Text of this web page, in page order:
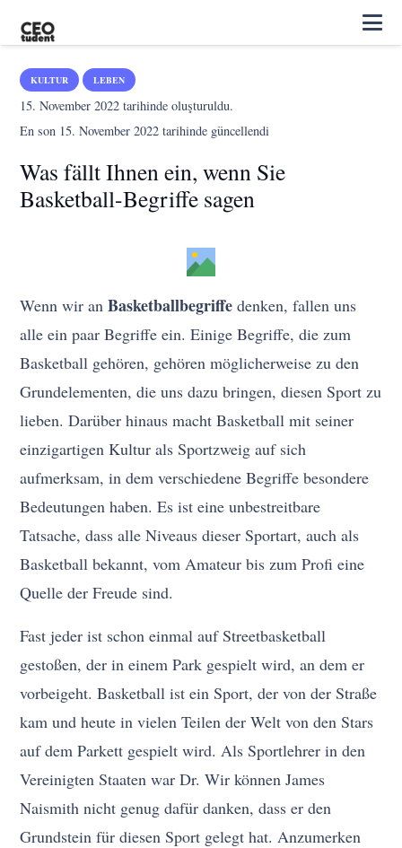
KULTUR LEBEN
15. November 2022 tarihinde oluşturuldu.
En son 15. November 2022 tarihinde güncellendi
Was fällt Ihnen ein, wenn Sie
Basketball-Begriffe sagen
Wenn wir anBasketballbegriffe denken, fallen uns
alle ein paar Begriffe ein. Einige Begriffe, die zum
Basketball gehören, gehören möglicherweise zu den
Grundelementen, die uns dazu bringen, diesen Sport zu
lieben. Darüber hinaus macht Basketball mit seiner
einzigartigen Kultur als Sportzweig auf sich
aufmerksam, in dem verschiedene Begriffe besondere
Bedeutungen haben. Es ist eine unbestreitbare
Tatsache, dass alle Niveaus dieser Sportart, auch als
Basketball bekannt, vom Amateur bis zum Profi eine
Quelle der Freude sind.
Fast jeder ist schon einmal auf Streetbasketball
gestoßen, der in einem Park gespielt wird, an dem er
vorbeigeht. Basketball ist ein Sport, der von der Straße
kam und heute in vielen Teilen der Welt von den Stars
auf dem Parkett gespielt wird. Als Sportlehrer in den
Vereinigten Staaten war Dr. Wir können James
Naismith nicht genug dafür danken, dass er den
Grundstein für diesen Sport gelegt hat. Anzumerken